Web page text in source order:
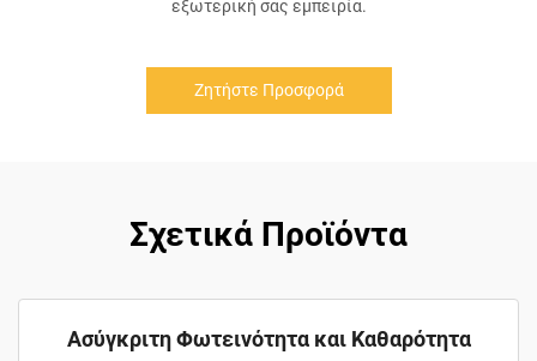
εξωτερική σας εμπειρία.
Ζητήστε Προσφορά
Σχετικά Προϊόντα
Ασύγκριτη Φωτεινότητα και Καθαρότητα